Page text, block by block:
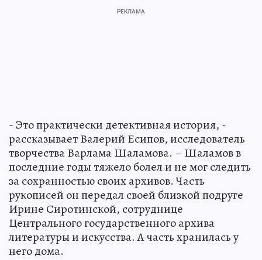
- Это практически детективная история, -
рассказывает Валерий Есипов, исследователь
творчества Варлама Шаламова. – Шаламов в
последние годы тяжело болел и не мог следить
за сохранностью своих архивов. Часть
рукописей он передал своей близкой подруге
Ирине Сиротинской, сотруднице
Центрального государственного архива
литературы и искусства. А часть хранилась у
него дома.